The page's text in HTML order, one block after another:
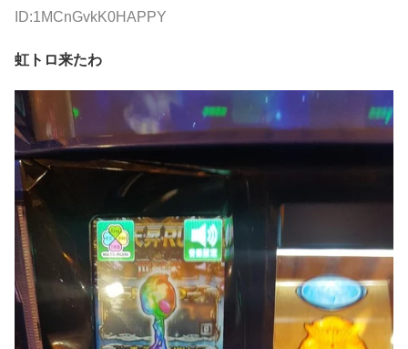
ID:1MCnGvkK0HAPPY
虹トロ来たわ